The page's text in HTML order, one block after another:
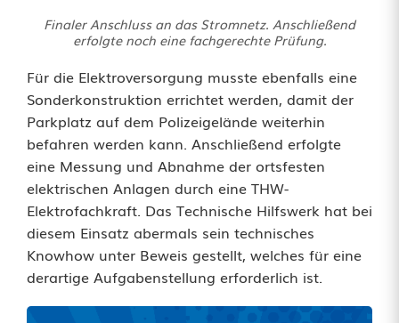
h
t
e
t
Finaler Anschluss an das Stromnetz. Anschließend
erfolgte noch eine fachgerechte Prüfung.
Für die Elektroversorgung musste ebenfalls eine
Sonderkonstruktion errichtet werden, damit der
Parkplatz auf dem Polizeigelände weiterhin
befahren werden kann. Anschließend erfolgte
eine Messung und Abnahme der ortsfesten
elektrischen Anlagen durch eine THW-
Elektrofachkraft. Das Technische Hilfswerk hat bei
diesem Einsatz abermals sein technisches
Knowhow unter Beweis gestellt, welches für eine
derartige Aufgabenstellung erforderlich ist.